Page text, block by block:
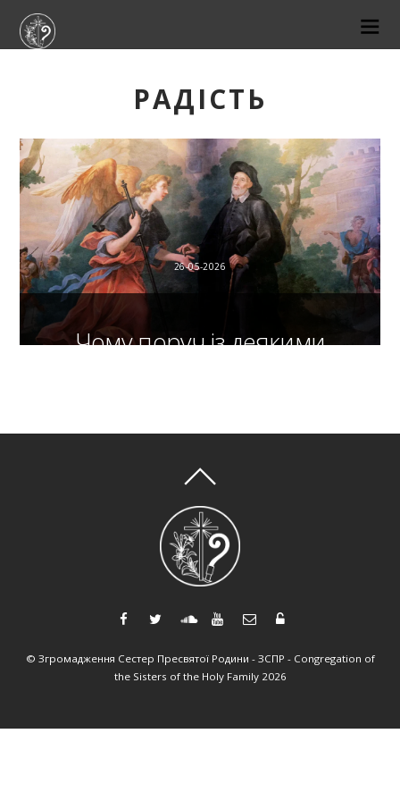
РАДІСТЬ
26-05-2026
Чому поруч із деякими
Сьогодні, 26 травня, у день Літургійного
Филипа Нері, варто поставити собі одне дуже
просте, але водночас радикальне запитання:
чи достатньо сучасній людині того, щоб знати,
що Бог є Богом, і що Він є саме таким, яким є –
тобто Любов’ю? Можливо, це звучить надто
просто для світу, який звик усе ускладнювати.
Читати далі...
© Згромадження Сестер Пресвятої Родини - ЗСПР - Congregation of
the Sisters of the Holy Family2026